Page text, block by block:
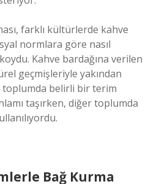
farklı kültürlerde kahve
normlara göre nasıl
Kahve bardağına verilen
geçmişleriyle yakından
toplumda belirli bir terim
taşırken, diğer toplumda
Bağ Kurma